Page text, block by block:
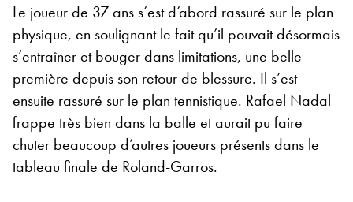
Le joueur de 37 ans s’est d’abord rassuré sur le plan
physique, en soulignant le fait qu’il pouvait désormais
s’entraîner et bouger dans limitations, une belle
première depuis son retour de blessure. Il s’est
ensuite rassuré sur le plan tennistique. Rafael Nadal
frappe très bien dans la balle et aurait pu faire
chuter beaucoup d’autres joueurs présents dans le
tableau finale de Roland-Garros.